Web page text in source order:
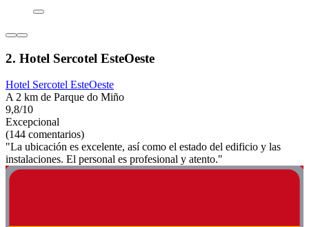
2. Hotel Sercotel EsteOeste
Hotel Sercotel EsteOeste
A 2 km de Parque do Miño
9,8/10
Excepcional
(144 comentarios)
"La ubicación es excelente, así como el estado del edificio y las
instalaciones. El personal es profesional y atento."